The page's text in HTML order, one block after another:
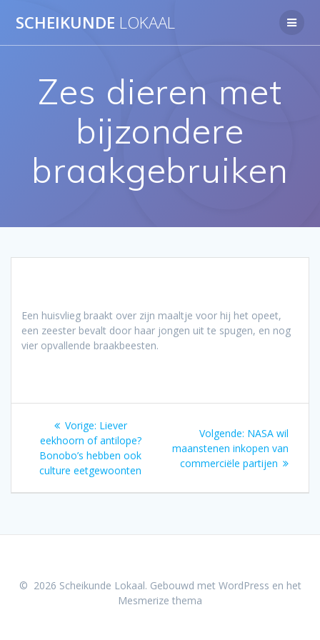
naar
SCHEIKUNDE LOKAAL
Zes dieren met
bijzondere
braakgebruiken
Een huisvlieg braakt over zijn maaltje voor hij het opeet,
een zeester bevalt door haar jongen uit te spugen, en nog
vier opvallende braakbeesten.
Bericht
navigatie
Vorige: Vorig
bericht:
Liever
eekhoorn of antilope?
Bonobo’s hebben ook
culture eetgewoonten
Volgende: Volgend
bericht:
NASA wil
maanstenen inkopen van
commerciële partijen
© 2026 Scheikunde Lokaal. Gebouwd met WordPress en het
Mesmerize thema